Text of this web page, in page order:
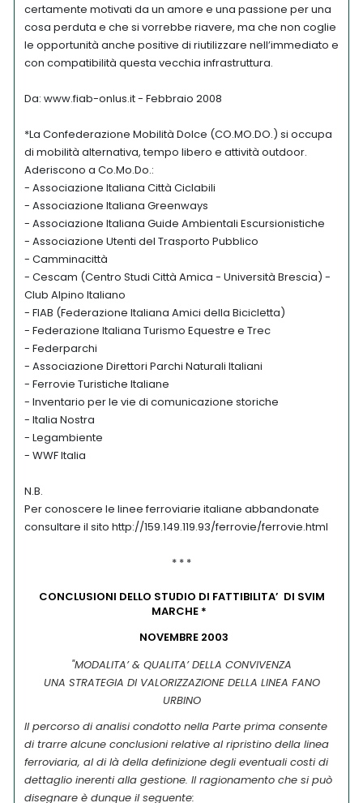
certamente motivati da un amore e una passione per una
cosa perduta e che si vorrebbe riavere, ma che non coglie
le opportunità anche positive di riutilizzare nell’immediato e
con compatibilità questa vecchia infrastruttura.
Da: www.fiab-onlus.it - Febbraio 2008
*La Confederazione Mobilità Dolce (CO.MO.DO.) si occupa
di mobilità alternativa, tempo libero e attività outdoor.
Aderiscono a Co.Mo.Do.:
- Associazione Italiana Città Ciclabili
- Associazione Italiana Greenways
- Associazione Italiana Guide Ambientali Escursionistiche
- Associazione Utenti del Trasporto Pubblico
- Camminacittà
- Cescam (Centro Studi Città Amica - Università Brescia) -
Club Alpino Italiano
- FIAB (Federazione Italiana Amici della Bicicletta)
- Federazione Italiana Turismo Equestre e Trec
- Federparchi
- Associazione Direttori Parchi Naturali Italiani
- Ferrovie Turistiche Italiane
- Inventario per le vie di comunicazione storiche
- Italia Nostra
- Legambiente
- WWF Italia
N.B.
Per conoscere le linee ferroviarie italiane abbandonate
consultare il sito http://159.149.119.93/ferrovie/ferrovie.html
* * *
CONCLUSIONI DELLO STUDIO DI FATTIBILITA’ DI SVIM
MARCHE *
NOVEMBRE 2003
"MODALITA’ & QUALITA’ DELLA CONVIVENZA
UNA STRATEGIA DI VALORIZZAZIONE DELLA LINEA FANO
URBINO
Il percorso di analisi condotto nella Parte prima consente
di trarre alcune conclusioni relative al ripristino della linea
ferroviaria, al di là della definizione degli eventuali costi di
dettaglio inerenti alla gestione. Il ragionamento che si può
disegnare è dunque il seguente: